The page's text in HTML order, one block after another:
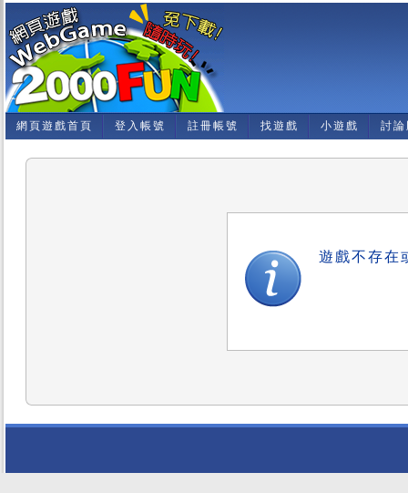
網頁遊戲首頁 登入帳號 註冊帳號 找遊戲 小遊戲 討
遊戲不存在